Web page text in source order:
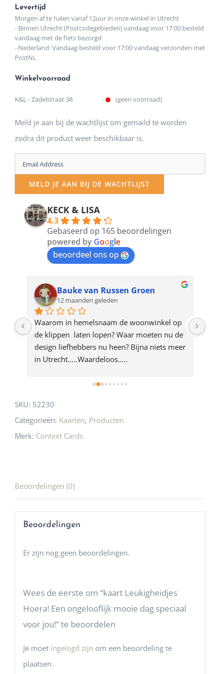
Levertijd
Morgen af te halen vanaf 12uur in onze winkel in Utrecht
- Binnen Utrecht (Postcodegebieden) vandaag voor 17:00 besteld
vandaag met de fiets bezorgd
- Nederland: Vandaag besteld voor 17:00 vandaag verzonden met
PostNL
Winkelvoorraad
K&L - Zadelstraat 38 (geen voorraad)
Meld je aan bij de wachtlijst om gemaild te worden
zodra dit product weer beschikbaar is.
Enter
your
email
address
product
MELD JE AAN BIJ DE WACHTLIJST
KECK & LISA
4.3
Gebaseerd op 165 beoordelingen
powered by Google
beoordeel ons op
Bauke van Russen Groen
12 maanden geleden
Waarom in hemelsnaam de woonwinkel op
de klippen  laten lopen? Waar moeten nu de
design liefhebbers nu heen? Bijna niets meer
in Utrecht…..Waardeloos…..
SKU: 52230
Categorieën: Kaarten, Producten
Merk: Context Cards
Beoordelingen (0)
Beoordelingen
Er zijn nog geen beoordelingen.
Wees de eerste om “kaart Leukigheidjes
Hoera! Een ongelooflijk mooie dag speciaal
voor jou!” te beoordelen
Je moet ingelogd zijn om een beoordeling te
plaatsen.